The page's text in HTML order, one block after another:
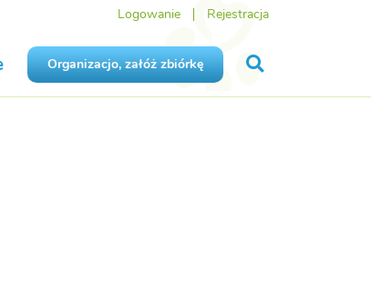
Logowanie Rejestracja
Organizacjo, załóż zbiórkę